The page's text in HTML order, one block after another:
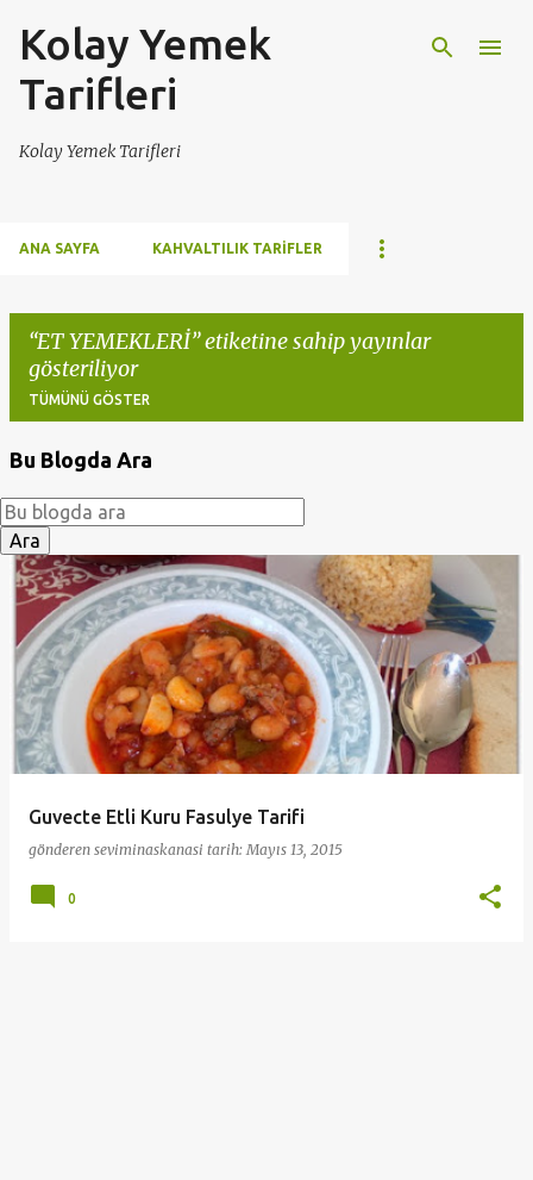
Ana içeriğe atla
Kolay Yemek
Tarifleri
Kolay Yemek Tarifleri
ANA SAYFA KAHVALTILIK TARIFLER
ET YEMEKLERİ etiketine sahip yayınlar
gösteriliyor
TÜMÜNÜ GÖSTER
a
y
Bu Blogda Ara
Guvecte Etli Kuru Fasulye Tarifi
gönderen seviminaskanasi tarih:Mayıs 13, 2015
0